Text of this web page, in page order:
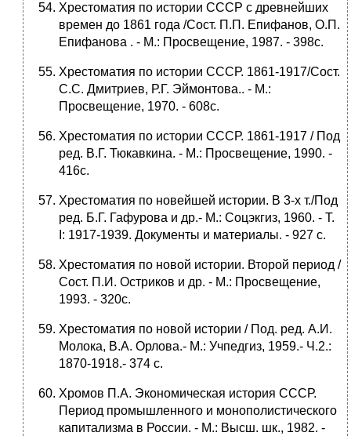
Хрестоматия по истории СССР с древнейших
времен до 1861 года /Сост. П.П. Епифанов, О.П.
Епифанова . - М.: Просвещение, 1987. - 398с.
Хрестоматия по истории СССР. 1861-1917/Сост.
С.С. Дмитриев, Р.Г. Эймонтова.. - М.:
Просвещение, 1970. - 608с.
Хрестоматия по истории СССР. 1861-1917 / Под
ред. В.Г. Тюкавкина. - М.: Просвещение, 1990. -
416с.
Хрестоматия по новейшей истории. В 3-х т./Под
ред. Б.Г. Гафурова и др.- М.: Соцэкгиз, 1960. - Т.
I: 1917-1939. Документы и материалы. - 927 с.
Хрестоматия по новой истории. Второй период /
Сост. П.И. Остриков и др. - М.: Просвещение,
1993. - 320с.
Хрестоматия по новой истории / Под. ред. А.И.
Молока, В.А. Орлова.- М.: Учпедгиз, 1959.- Ч.2.:
1870-1918.- 374 с.
Хромов П.А. Экономическая история СССР.
Период промышленного и монополистического
капитализма в России. - М.: Высш. шк., 1982. -